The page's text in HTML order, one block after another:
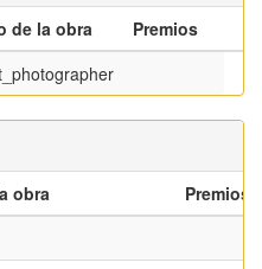
de la obra
Premios
obra
Premios